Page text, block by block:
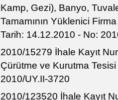
Kamp, Gezi), Banyo,
Tamamının Yüklenici
Tarih: 14.12.2010 - No:
2010/15279 İhale Kayıt
Çürütme ve Kurutma
2010/UY.II-3720
2010/123520 İhale Kayıt